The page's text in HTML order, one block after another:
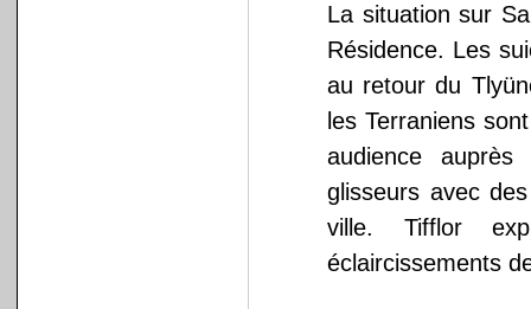
La situation sur
Résidence. Les
au retour du
les Terraniens
audience
glisseurs avec
ville. Tifflor
éclaircissements